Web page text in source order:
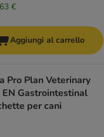
€
Aggiungi al carrello
Pro Plan Veterinary
EN Gastrointestinal
per cani